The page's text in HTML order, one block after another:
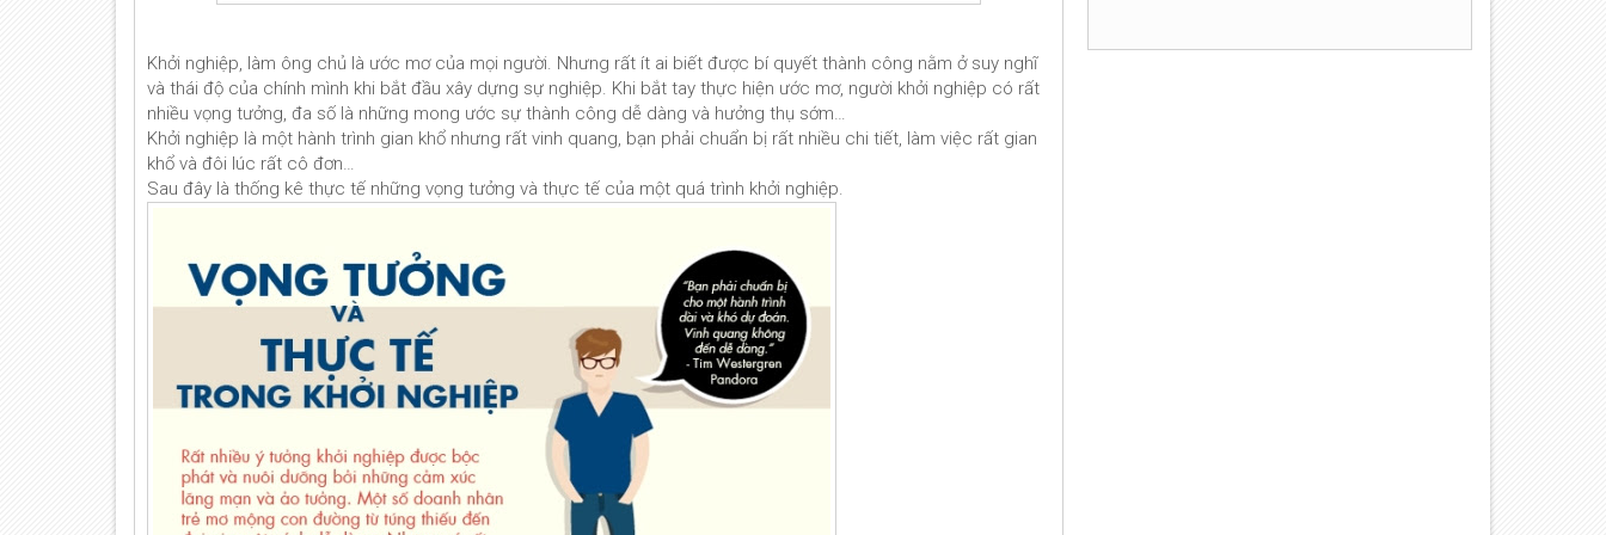
Khởi nghiệp, làm ông chủ là ước mơ của mọi người. Nhưng rất ít ai biết được bí quyết thành công nằm ở suy nghĩ
và thái độ của chính mình khi bắt đầu xây dựng sự nghiệp. Khi bắt tay thực hiện ước mơ, người khởi nghiệp có rất
nhiều vọng tưởng, đa số là những mong ước sự thành công dễ dàng và hưởng thụ sớm…
Khởi nghiệp là một hành trình gian khổ nhưng rất vinh quang, bạn phải chuẩn bị rất nhiều chi tiết, làm việc rất gian
khổ và đôi lúc rất cô đơn…
Sau đây là thống kê thực tế những vọng tưởng và thực tế của một quá trình khởi nghiệp.